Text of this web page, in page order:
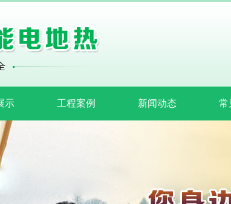
示 工程案例 新闻动态 常